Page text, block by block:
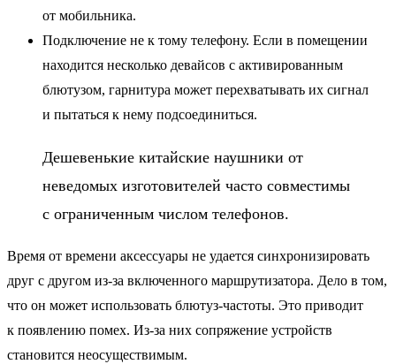
от мобильника.
Подключение не к тому телефону. Если в помещении
находится несколько девайсов с активированным
блютузом, гарнитура может перехватывать их сигнал
и пытаться к нему подсоединиться.
Дешевенькие китайские наушники от
неведомых изготовителей часто совместимы
с ограниченным числом телефонов.
Время от времени аксессуары не удается синхронизировать
друг с другом из-за включенного маршрутизатора. Дело в том,
что он может использовать блютуз-частоты. Это приводит
к появлению помех. Из-за них сопряжение устройств
становится неосуществимым.